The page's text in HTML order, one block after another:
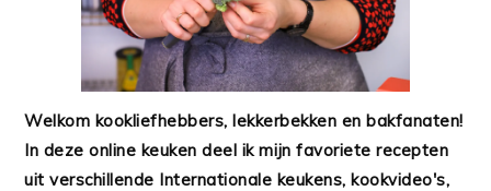
Welkom kookliefhebbers, lekkerbekken en bakfanaten!
In deze online keuken deel ik mijn favoriete recepten
uit verschillende Internationale keukens, kookvideo's,